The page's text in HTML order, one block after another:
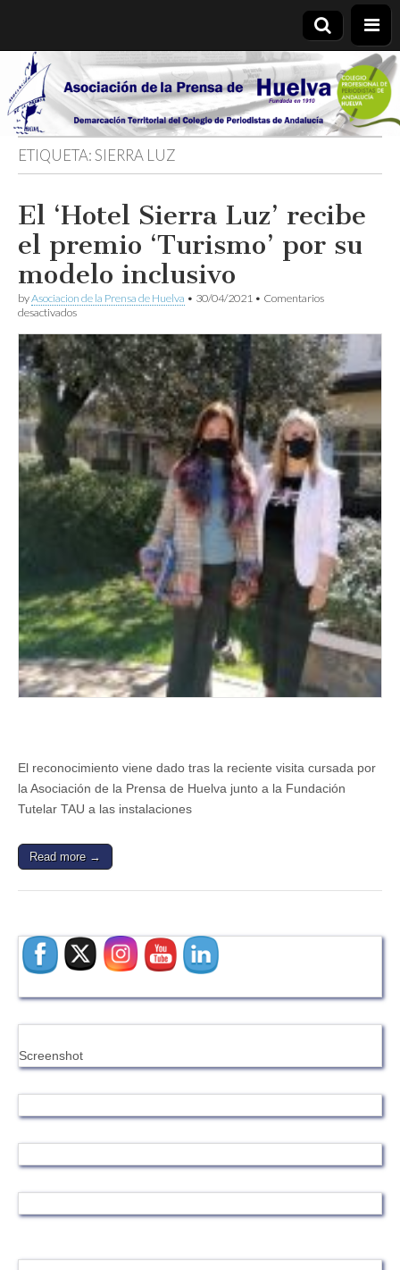
Asociación
de la
Prensa de
Huelva
ETIQUETA:SIERRA LUZ
El ‘Hotel Sierra Luz’ recibe
el premio ‘Turismo’ por su
modelo inclusivo
byAsociacion de la Prensa de Huelva • 30/04/2021 • Comentarios
desactivadosen
‘Hotel
Sierra
Luz’
recibe
el
premio
‘Turismo’
por
su
modelo
inclusivo
El reconocimiento viene dado tras la reciente visita cursada por
la Asociación de la Prensa de Huelva junto a la Fundación
Tutelar TAU a las instalaciones
Read more →
Screenshot